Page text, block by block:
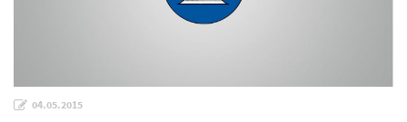
04.05.2015